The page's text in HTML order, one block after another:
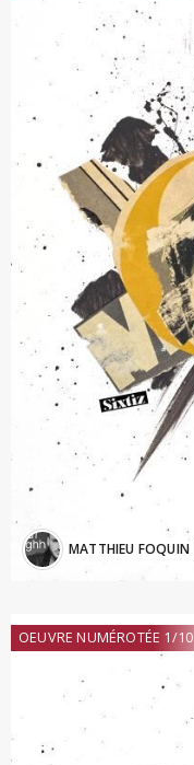
MATTHIEU FOQUIN
OEUVRE NUMÉROTÉE 1/10